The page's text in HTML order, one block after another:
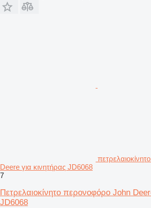
Deere για κινητήρας JD6068
7
Πετρελαιοκίνητο περονοφόρο John
JD6068